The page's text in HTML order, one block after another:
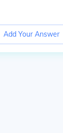
Add Your Answer